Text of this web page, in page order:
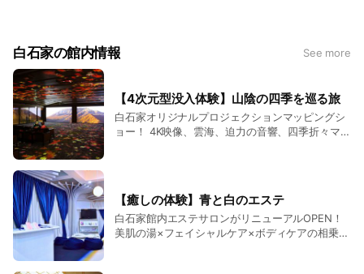
されます。(14：00～19：00) ◆
お車でお越しの方へ◆ 100台分の
駐車場完備 スタッフが駐車場へ移
動するので玄関横付けＯＫ ◆お子
様のお食事について◆ ・小学生の
お子様は大人の方に準じたミニ会
席をご用意します。 ・幼児食事布
団ありのお子様のご夕食はお子様
和膳をご用意します。 ・幼児食事
のみのお子様のご夕食はお子様ラ
ンチセットをご用意します。
当日のアレルギー対応のご要望に
泉駅または高速玉造バス停までご
到着時刻に合わせて送迎いたしま
す。 当館の規定内での時間に限定
事布団ありのお子様のご夕食はお
子様和膳をご用意します。 ・幼児
食事のみのお子様のご夕食はお子
白石家特製オレンジブリュレ ◆春
の少量美味会席（3/1～5/31） 前
菜 季節の前菜3種盛り 御造 日
本海鮮魚4種盛り 蒸物 鯛蓮根饅
頭 鍋物 銀鮭と白菜のクリーム煮
焼物 のどぐろの奉書焼き 鉄板
島根和牛ステーキ 食事 牛しぐれ
煮御飯 留椀 そら豆寄せ清まし 香
家特製オレンジブリュレ 6月1以降
の夏献立は確定次第掲載いたしま
す。 ◆【お食事場所・アレルギー
対応について】◆ ・ご夕食場所は
基本的にダイニングでご準備いた
します。 ・ご朝食は全席禁煙のダ
特選5種盛り 蒸物 蛤と地野菜の
酒蒸し 鍋物 銀鮭と白菜のクリー
ム煮 焼物 のどぐろの塩焼き 洋
皿 甘鯛とアスパラのサラダ 鉄
石家特製オレンジブリュレ 6月1
以降の夏献立は確定次第掲載しま
す ◆【お食事場所・アレルギー対
応について】◆ ・ご夕食場所は基
白石家の館内情報 See more
【4次元型没入体験】山陰の四季を巡る旅
白石家オリジナルプロジェクションマッピングシ
ョー！ 4K映像、雲海、迫力の音響、四季折々マッ
【癒しの体験】青と白のエステ
白石家館内エステサロンがリニューアルOPEN！
美肌の湯×フェイシャルケア×ボディケアの相乗効